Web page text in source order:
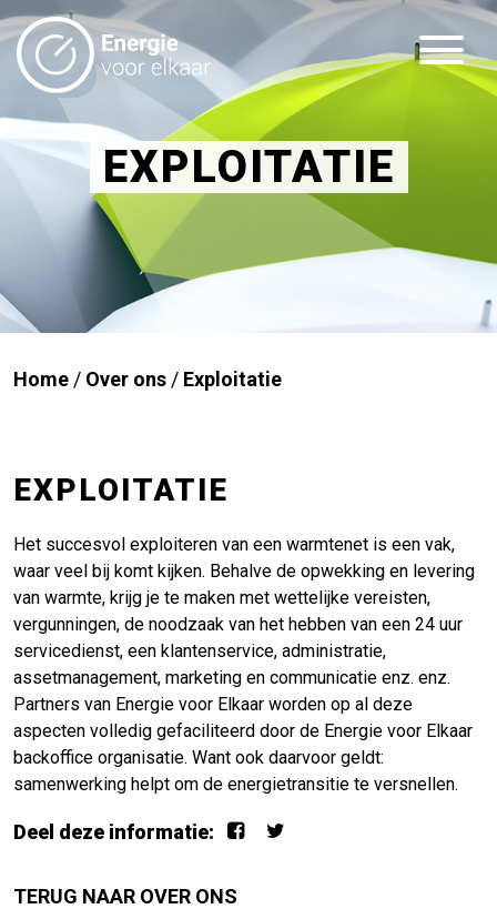
EXPLOITATIE
Home / Over ons / Exploitatie
EXPLOITATIE
Het succesvol exploiteren van een warmtenet is een vak,
waar veel bij komt kijken. Behalve de opwekking en levering
van warmte, krijg je te maken met wettelijke vereisten,
vergunningen, de noodzaak van het hebben van een 24 uur
servicedienst, een klantenservice, administratie,
assetmanagement, marketing en communicatie enz. enz.
Partners van Energie voor Elkaar worden op al deze
aspecten volledig gefaciliteerd door de Energie voor Elkaar
backoffice organisatie. Want ook daarvoor geldt:
samenwerking helpt om de energietransitie te versnellen.
Deel deze informatie:
TERUG NAAR OVER ONS